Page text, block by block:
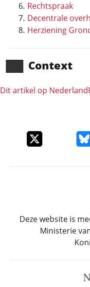
Rechtspraak
Decentrale
Herziening
Context
Dit artikel op
Deel dit item op X
Deze website is
Ministerie